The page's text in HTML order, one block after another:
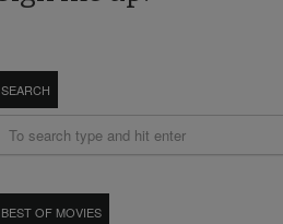
SEARCH
BEST OF MOVIES